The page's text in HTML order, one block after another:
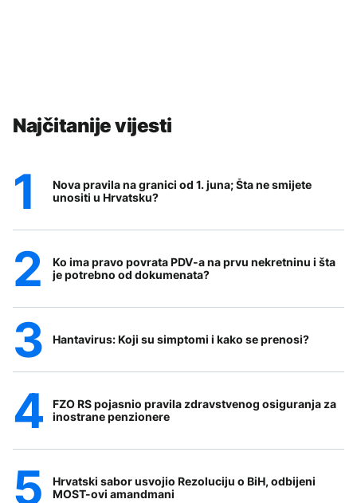
Najčitanije vijesti
Nova pravila na granici od 1. juna; Šta ne smijete
unositi u Hrvatsku?
Ko ima pravo povrata PDV-a na prvu nekretninu i šta
je potrebno od dokumenata?
Hantavirus: Koji su simptomi i kako se prenosi?
FZO RS pojasnio pravila zdravstvenog osiguranja za
inostrane penzionere
Hrvatski sabor usvojio Rezoluciju o BiH, odbijeni
MOST-ovi amandmani